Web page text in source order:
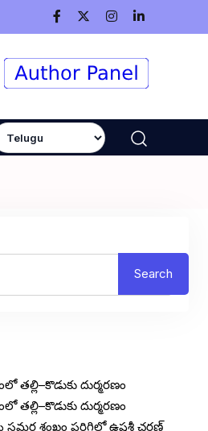
Search
తల్లి–కొడుకు దుర్మరణం
తల్లి–కొడుకు దుర్మరణం
శంఖం పరిగిలో ఉషశ్రీ చరణ్